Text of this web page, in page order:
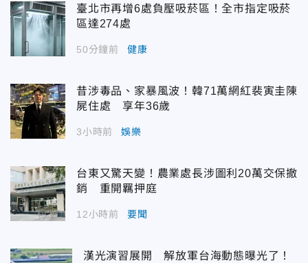
臺北市再增6處負壓吸菸區！全市指定吸菸
區達274處
50分鐘前 健康
昔涉毒品、家暴風波！韓71萬網紅裴寅圭陳
屍住處 享年36歲
3小時前 娛樂
台東又驚天變！農業處長涉圖利20萬交保撤
銷 重開羈押庭
12小時前 要聞
漢光演習展開 解放軍台海動態曝光了！